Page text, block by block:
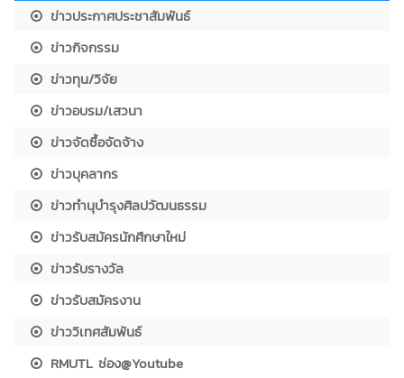
ข่าวประกาศประชาสัมพันธ์
ข่าวกิจกรรม
ข่าวทุน/วิจัย
ข่าวอบรม/เสวนา
ข่าวจัดซื้อจัดจ้าง
ข่าวบุคลากร
ข่าวทำนุบำรุงศิลปวัฒนธรรม
ข่าวรับสมัครนักศึกษาใหม่
ข่าวรับรางวัล
ข่าวรับสมัครงาน
ข่าววิเทศสัมพันธ์
RMUTL ช่อง@Youtube